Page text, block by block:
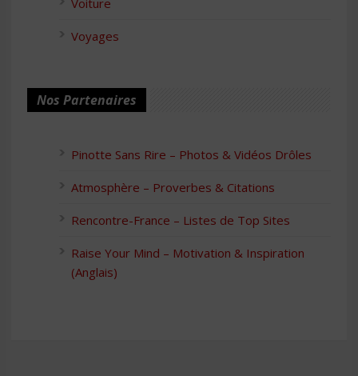
Voiture
Voyages
Nos Partenaires
Pinotte Sans Rire – Photos & Vidéos Drôles
Atmosphère – Proverbes & Citations
Rencontre-France – Listes de Top Sites
Raise Your Mind – Motivation & Inspiration
(Anglais)